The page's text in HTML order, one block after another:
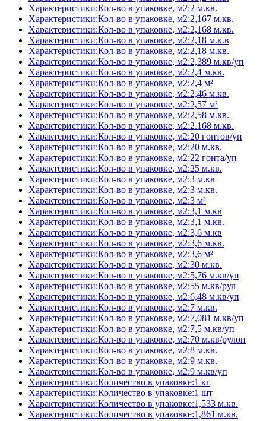
Характеристики:Кол-во в упаковке, м2:2 м.кв.
Характеристики:Кол-во в упаковке, м2:2,167 м.кв.
Характеристики:Кол-во в упаковке, м2:2,168 м.кв.
Характеристики:Кол-во в упаковке, м2:2,18 м.к.в
Характеристики:Кол-во в упаковке, м2:2,18 м.кв.
Характеристики:Кол-во в упаковке, м2:2,389 м.кв/уп
Характеристики:Кол-во в упаковке, м2:2,4 м.кв.
Характеристики:Кол-во в упаковке, м2:2,4 м²
Характеристики:Кол-во в упаковке, м2:2,46 м.кв.
Характеристики:Кол-во в упаковке, м2:2,57 м²
Характеристики:Кол-во в упаковке, м2:2,58 м.кв.
Характеристики:Кол-во в упаковке, м2:2.168 м.кв.
Характеристики:Кол-во в упаковке, м2:20 гонтов/уп
Характеристики:Кол-во в упаковке, м2:20 м.кв.
Характеристики:Кол-во в упаковке, м2:22 гонта/уп
Характеристики:Кол-во в упаковке, м2:25 м.кв.
Характеристики:Кол-во в упаковке, м2:3 м.кв
Характеристики:Кол-во в упаковке, м2:3 м.кв.
Характеристики:Кол-во в упаковке, м2:3 м²
Характеристики:Кол-во в упаковке, м2:3,1 м.кв
Характеристики:Кол-во в упаковке, м2:3,1 м.кв.
Характеристики:Кол-во в упаковке, м2:3,6 м.кв
Характеристики:Кол-во в упаковке, м2:3,6 м.кв.
Характеристики:Кол-во в упаковке, м2:3,6 м²
Характеристики:Кол-во в упаковке, м2:30 м.кв.
Характеристики:Кол-во в упаковке, м2:5,76 м.кв/уп
Характеристики:Кол-во в упаковке, м2:55 м.кв/рул
Характеристики:Кол-во в упаковке, м2:6,48 м.кв/уп
Характеристики:Кол-во в упаковке, м2:7 м.кв.
Характеристики:Кол-во в упаковке, м2:7,081 м.кв/уп
Характеристики:Кол-во в упаковке, м2:7,5 м.кв/уп
Характеристики:Кол-во в упаковке, м2:70 м.кв/рулон
Характеристики:Кол-во в упаковке, м2:8 м.кв.
Характеристики:Кол-во в упаковке, м2:9 м.кв.
Характеристики:Кол-во в упаковке, м2:9 м.кв/уп
Характеристики:Количество в упаковке:1 кг
Характеристики:Количество в упаковке:1 шт
Характеристики:Количество в упаковке:1,533 м.кв.
Характеристики:Количество в упаковке:1,861 м.кв.